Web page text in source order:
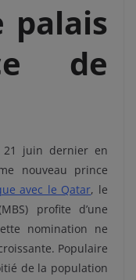
palais
de
juin dernier en
nouveau prince
avec le Qatar, le
profite d’une
nomination ne
Populaire
de la population